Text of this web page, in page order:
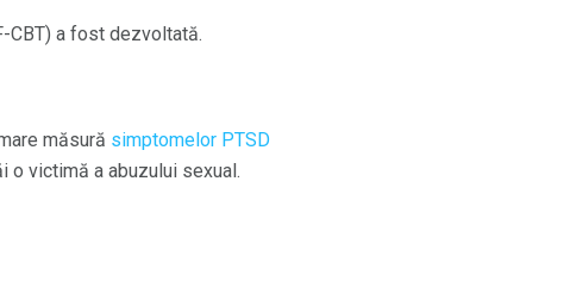
CBT) a fost dezvoltată.
măsură simptomelor PTSD
o victimă a abuzului sexual.